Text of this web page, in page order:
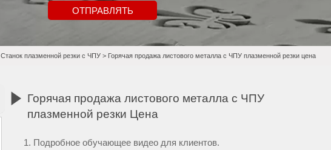
ОТПРАВЛЯТЬ
Станок плазменной резки с ЧПУ> Горячая продажа листового металла с ЧПУ плазменной резки цена
 Горячая продажа листового металла с ЧПУ
плазменной резки Цена
1. Подробное обучающее видео для клиентов.